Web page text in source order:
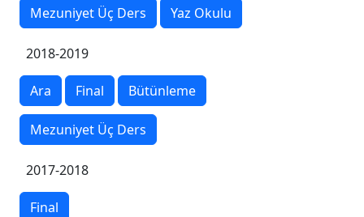
Mezuniyet Üç Ders Yaz Okulu
2018-2019
Ara Final Bütünleme
Mezuniyet Üç Ders
2017-2018
Final